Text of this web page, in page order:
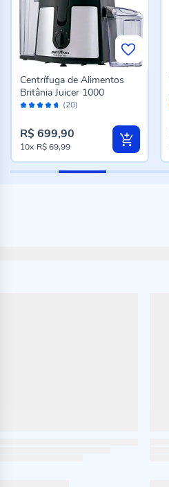
Avaliação: (20)
Centrífuga de Alimentos
Britânia Juicer 1000
R$ 699,90
10x R$ 69,99